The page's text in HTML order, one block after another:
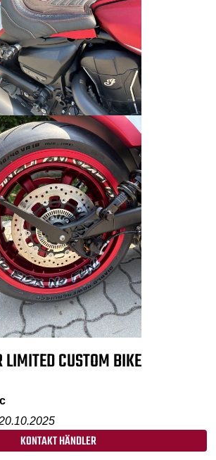
LIMITED CUSTOM BIKE
KONTAKT HÄNDLER